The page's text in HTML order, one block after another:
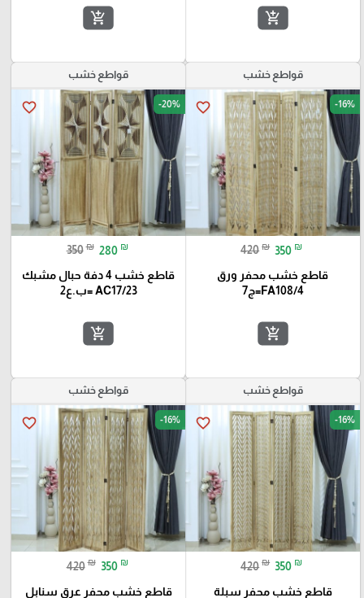
add_shopping_cart
add_shopping_cart
قواطع خشب
favorite_border -16%
420 ₪ 350 ₪
قاطع خشب محفر ورق
FA108/4=ج7
add_shopping_cart
قواطع خشب
favorite_border -20%
350 ₪ 280 ₪
قاطع خشب 4 دفة حبال مشبك
AC17/23 =ب.ع2
add_shopping_cart
قواطع خشب
favorite_border -16%
420 ₪ 350 ₪
قاطع خشب محفر سبلة
قواطع خشب
favorite_border -16%
420 ₪ 350 ₪
قاطع خشب محفر عرق سنابل